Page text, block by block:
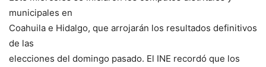
municipales en
Coahuila e Hidalgo, que arrojarán los resultados definitivos
de las
elecciones del domingo pasado. El INE recordó que los